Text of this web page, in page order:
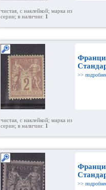
чистая, с наклейкой; марка из
серии; в наличии: 1
>>
чистая, с наклейкой; марка из
серии; в наличии: 1
>>